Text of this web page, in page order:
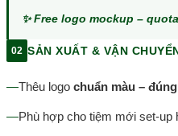
✨ Free logo mockup –
02 SẢN XUẤT & VẬN
—Thêu logo chuẩn màu –
—Phù hợp cho tiệm mới set-up